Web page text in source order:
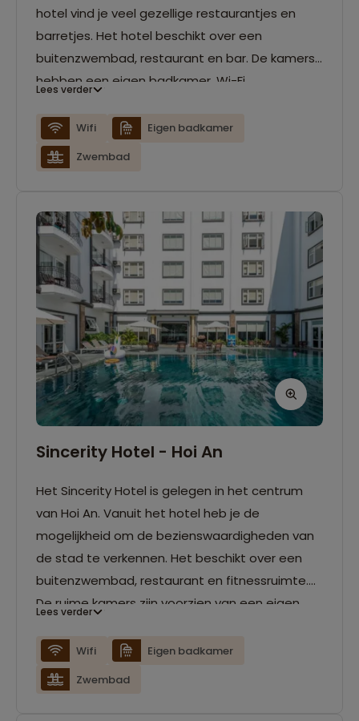
hotel vind je veel gezellige restaurantjes en
barretjes. Het hotel beschikt over een
buitenzwembad, restaurant en bar. De kamers
hebben een eigen badkamer, Wi-Fi,
Lees verder
Wifi
Eigen badkamer
Zwembad
Sincerity Hotel - Hoi An
Het Sincerity Hotel is gelegen in het centrum
van Hoi An. Vanuit het hotel heb je de
mogelijkheid om de bezienswaardigheden van
de stad te verkennen. Het beschikt over een
buitenzwembad, restaurant en fitnessruimte.
De ruime kamers zijn voorzien van een eigen
Lees verder
Wifi
Eigen badkamer
Zwembad